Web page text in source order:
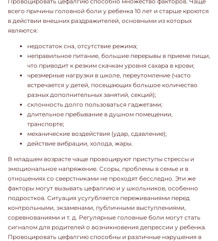
всего причины головной боли у ребенка 10 лет и старше кроются
в действии внешних раздражителей, основными из которых
являются:
недостаток сна, отсутствие режима;
неправильное питание, большие перерывы в приеме пищи,
что приводит к резким скачкам уровня сахара в крови;
чрезмерные нагрузки в школе, переутомление (часто
встречается у детей, посещающих большое количество
разных дополнительных занятий, секций);
склонность долго пользоваться гаджетами;
длительное пребывание в душном помещении,
транспорте;
механические воздействия (удар, сдавление);
действие вибрации, холода, жары.
В младшем возрасте чаще провоцируют приступы стрессы и
эмоциональное напряжение. Ссоры, проблемы в семье и в
отношениях со сверстниками не проходят бесследно. Эти же
факторы могут вызывать цефалгию и у школьников, особенно
подростков. Ситуация усугубляется переживаниями перед
контрольными, экзаменами, публичными выступлениями,
соревнованиями и т. д. Регулярные головные боли могут стать
сигналом для родителей о возникновения депрессии у ребенка.
Провоцировать цефалгию способны и различные нарушения в